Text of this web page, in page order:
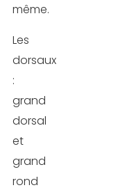
même.
Les
dorsaux
:
grand
dorsal
et
grand
rond